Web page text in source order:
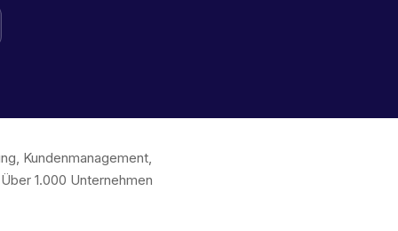
Kundenmanagement,
1.000 Unternehmen